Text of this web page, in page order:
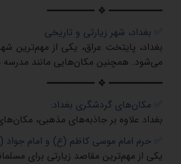
━━━━━━━━ ❖ ━━━━━━━━━
✅
بغداد، شهر زیارتی و تاریخی
بغداد، پایتخت عراق، یکی از
می‌شود. همچنین مکان‌هایی مانند مدرسه
━━━━━━━━ ❖ ━━━━━━━━━
✅
مکان‌های گردشگری بغداد:
بغداد علاوه بر جاذبه‌های مذهبی،
✅
حرم امام موسی کاظم (ع) و امام جواد
یکی از مهم‌ترین مقاصد زیارتی برای